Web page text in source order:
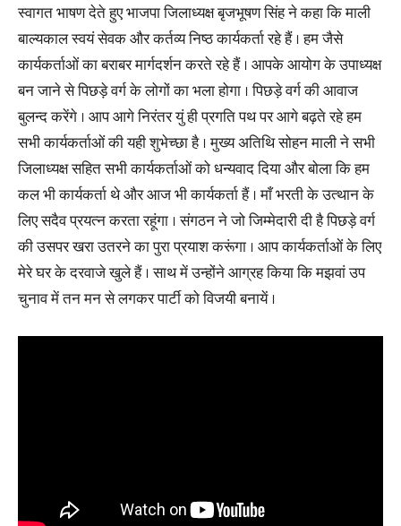
स्वागत भाषण देते हुए भाजपा जिलाध्यक्ष बृजभूषण सिंह ने कहा कि माली
बाल्यकाल स्वयं सेवक और कर्तव्य निष्ठ कार्यकर्ता रहे हैं । हम जैसे
कार्यकर्ताओं का बराबर मार्गदर्शन करते रहे हैं । आपके आयोग के उपाध्यक्ष
बन जाने से पिछड़े वर्ग के लोगों का भला होगा । पिछड़े वर्ग की आवाज
बुलन्द करेंगे । आप आगे निरंतर युं ही प्रगति पथ पर आगे बढ़ते रहे हम
सभी कार्यकर्ताओं की यही शुभेच्छा है । मुख्य अतिथि सोहन माली ने सभी
जिलाध्यक्ष सहित सभी कार्यकर्ताओं को धन्यवाद दिया और बोला कि हम
कल भी कार्यकर्ता थे और आज भी कार्यकर्ता हैं । माँ भरती के उत्थान के
लिए सदैव प्रयत्न करता रहूंगा । संगठन ने जो जिम्मेदारी दी है पिछड़े वर्ग
की उसपर खरा उतरने का पुरा प्रयाश करूंगा । आप कार्यकर्ताओं के लिए
मेरे घर के दरवाजे खुले हैं । साथ में उन्होंने आग्रह किया कि मझवां उप
चुनाव में तन मन से लगकर पार्टी को विजयी बनायें ।